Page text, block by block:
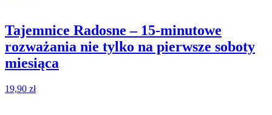
Tajemnice Radosne – 15-minutowe
rozważania nie tylko na pierwsze soboty
miesiąca
19,90 zł